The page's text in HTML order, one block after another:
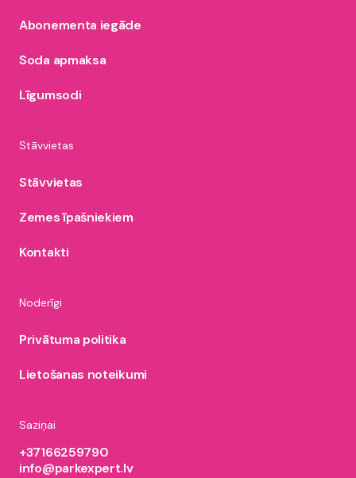
Abonementa iegāde
Soda apmaksa
Līgumsodi
Stāvvietas
Stāvvietas
Zemes īpašniekiem
Kontakti
Noderīgi
Privātuma politika
Lietošanas noteikumi
Saziņai
+37166259790
info@parkexpert.lv